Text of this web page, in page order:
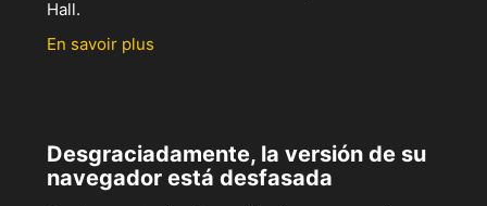
Hall.
En savoir plus
Desgraciadamente, la versión de su
navegador está desfasada